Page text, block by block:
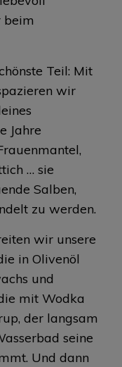
beim
Teil: Mit
wir
Jahre
… sie
Salben,
zu werden.
wir unsere
in Olivenöl
und
mit Wodka
der langsam
seine
Und dann